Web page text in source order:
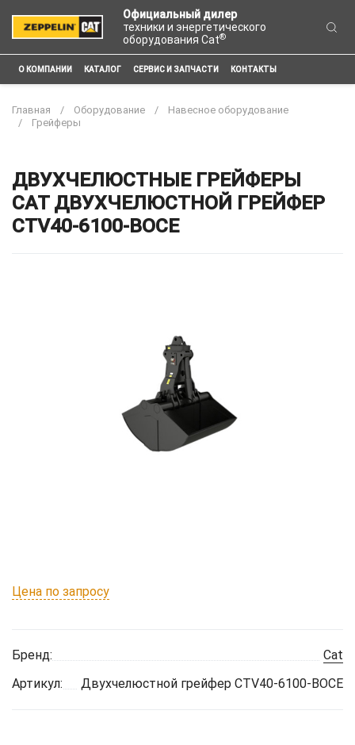
Официальный дилер
техники и энергетического
оборудования Cat®
О КОМПАНИИ КАТАЛОГ СЕРВИС И ЗАПЧАСТИ КОНТАКТЫ
Главная Оборудование
Навесное оборудование
Грейферы
ДВУХЧЕЛЮСТНЫЕ ГРЕЙФЕРЫ
CAT ДВУХЧЕЛЮСТНОЙ ГРЕЙФЕР
CTV40-6100-BOCE
Цена по запросу
Бренд:
Cat
Артикул:
Двухчелюстной грейфер CTV40-6100-BOCE